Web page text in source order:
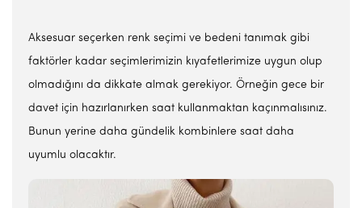
Aksesuar seçerken renk seçimi ve bedeni tanımak gibi
faktörler kadar seçimlerimizin kıyafetlerimize uygun olup
olmadığını da dikkate almak gerekiyor. Örneğin gece bir
davet için hazırlanırken saat kullanmaktan kaçınmalısınız.
Bunun yerine daha gündelik kombinlere saat daha
uyumlu olacaktır.